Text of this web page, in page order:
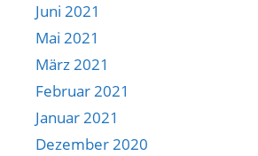
Juni 2021
Mai 2021
März 2021
Februar 2021
Januar 2021
Dezember 2020